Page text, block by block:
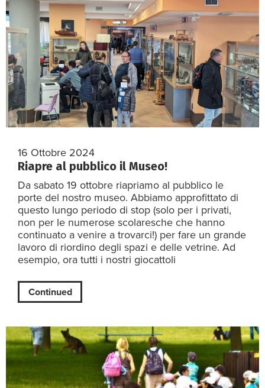
16 Ottobre 2024
Riapre al pubblico il Museo!
Da sabato 19 ottobre riapriamo al pubblico le
porte del nostro museo. Abbiamo approfittato di
questo lungo periodo di stop (solo per i privati,
non per le numerose scolaresche che hanno
continuato a venire a trovarci!) per fare un grande
lavoro di riordino degli spazi e delle vetrine. Ad
esempio, ora tutti i nostri giocattoli
Continued